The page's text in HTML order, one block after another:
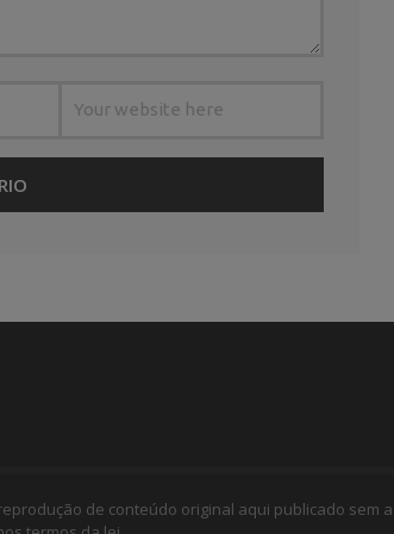
de conteúdo original aqui publicado